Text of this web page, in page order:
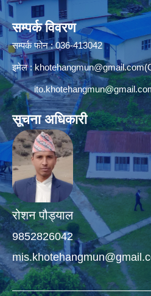
सम्पर्क विवरण
सम्पर्क फोन : 036-413042
इमेल :khotehangmun@gmail.com
सूचना अधिकारी
रोशन पौड्याल
9852826042